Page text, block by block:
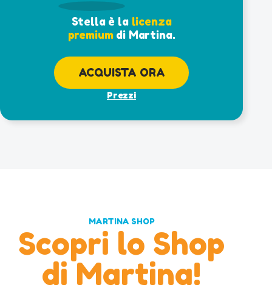
Stella è la licenza
premiumdi Martina.
ACQUISTA ORA
Prezzi
MARTINA SHOP
Scopri lo Shop
di Martina!